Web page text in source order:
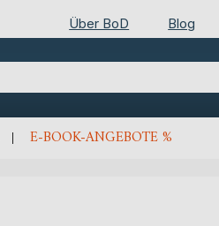
Über BoD Blog
E-BOOK-ANGEBOTE %